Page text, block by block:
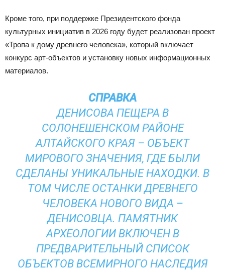
Кроме того, при поддержке Президентского фонда
культурных инициатив в 2026 году будет реализован проект
«Тропа к дому древнего человека», который включает
конкурс арт-объектов и установку новых информационных
материалов.
СПРАВКА
ДЕНИСОВА ПЕЩЕРА В
СОЛОНЕШЕНСКОМ РАЙОНЕ
АЛТАЙСКОГО КРАЯ – ОБЪЕКТ
МИРОВОГО ЗНАЧЕНИЯ, ГДЕ БЫЛИ
СДЕЛАНЫ УНИКАЛЬНЫЕ НАХОДКИ. В
ТОМ ЧИСЛЕ ОСТАНКИ ДРЕВНЕГО
ЧЕЛОВЕКА НОВОГО ВИДА –
ДЕНИСОВЦА. ПАМЯТНИК
АРХЕОЛОГИИ ВКЛЮЧЕН В
ПРЕДВАРИТЕЛЬНЫЙ СПИСОК
ОБЪЕКТОВ ВСЕМИРНОГО НАСЛЕДИЯ